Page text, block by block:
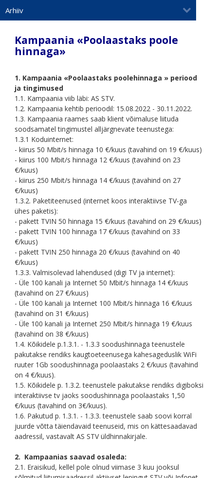
Arhiiv
Kampaania «Poolaastaks poole
hinnaga»
1. Kampaania «Poolaastaks poolehinnaga » periood
ja tingimused
1.1. Kampaania viib läbi: АS STV.
1.2. Kampaania kehtib perioodil: 15.08.2022 - 30.11.2022.
1.3. Kampaania raames saab klient võimaluse liituda
soodsamatel tingimustel alljärgnevate teenustega:
1.3.1 Koduinternet:
- kiirus 50 Mbit/s hinnaga 10 €/kuus (tavahind on 19 €/kuus)
- kiirus 100 Mbit/s hinnaga 12 €/kuus (tavahind on 23
€/kuus)
- kiirus 250 Mbit/s hinnaga 14 €/kuus (tavahind on 27
€/kuus)
1.3.2. Paketiteenused (internet koos interaktiivse TV-ga
ühes paketis):
- pakett TVIN 50 hinnaga 15 €/kuus (tavahind on 29 €/kuus)
- pakett TVIN 100 hinnaga 17 €/kuus (tavahind on 33
€/kuus)
- pakett TVIN 250 hinnaga 20 €/kuus (tavahind on 40
€/kuus)
1.3.3. Valmisolevad lahendused (digi TV ja internet):
- Üle 100 kanali ja Internet 50 Mbit/s hinnaga 14 €/kuus
(tavahind on 27 €/kuus)
- Üle 100 kanali ja Internet 100 Mbit/s hinnaga 16 €/kuus
(tavahind on 31 €/kuus)
- Üle 100 kanali ja Internet 250 Mbit/s hinnaga 19 €/kuus
(tavahind on 38 €/kuus)
1.4. Kõikidele p.1.3.1. - 1.3.3 soodushinnaga teenustele
pakutakse rendiks kaugtoeteenusega kahesageduslik WiFi
ruuter 1Gb soodushinnaga poolaastaks 2 €/kuus (tavahind
on 4 €/kuus).
1.5. Kõikidele p. 1.3.2. teenustele pakutakse rendiks digiboksi
interaktiivse tv jaoks soodushinnaga poolaastaks 1,50
€/kuus (tavahind on 3€/kuus).
1.6. Pakutud p. 1.3.1. - 1.3.3. teenustele saab soovi korral
juurde võtta täiendavaid teenuseid, mis on kättesaadavad
aadressil, vastavalt AS STV üldhinnakirjale.
2. Kampaanias saavad osaleda:
2.1. Eraisikud, kellel pole olnud viimase 3 kuu jooksul